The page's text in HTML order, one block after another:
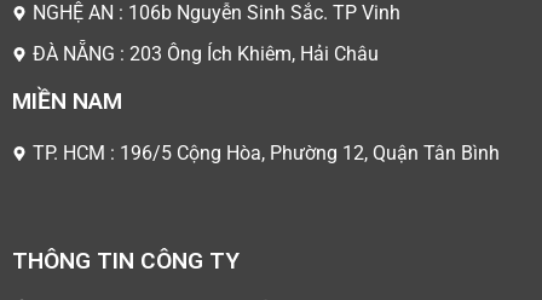
NGHỆ AN : 106b Nguyễn Sinh Sắc. TP Vinh
ĐÀ NẴNG : 203 Ông Ích Khiêm, Hải Châu
MIỀN NAM
TP. HCM : 196/5 Cộng Hòa, Phường 12, Quận Tân Bình
THÔNG TIN CÔNG TY